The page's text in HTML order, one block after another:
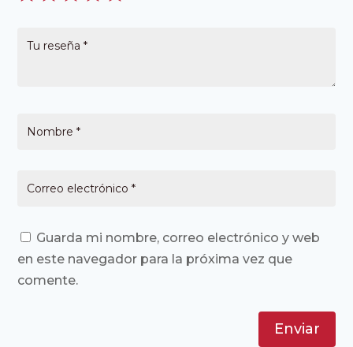
Guarda mi nombre, correo electrónico y web
en este navegador para la próxima vez que
comente.
Enviar